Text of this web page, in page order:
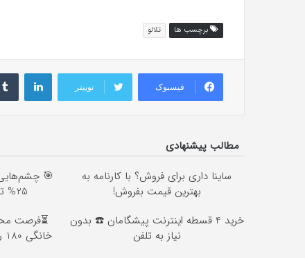
برچسب ها تلالو
فیسبوک توییتر
مطالب پیشنهادی
ساینا داری برای فروش؟ با کارنامه به
بهترین قیمت بفروش!
🎯 چشم‌هایی
25% تخفیف بلفاروپلاستی
خرید 4 قسطه اینترنت پیشگامان ☎️ بدون
نیاز به تلفن
خانگی 180 روزه فقط 600 هزارتومان!!